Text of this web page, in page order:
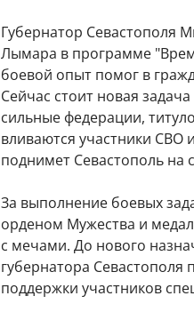
Губернатор Севастополя
Лымара в программе
боевой опыт помог в
Сейчас стоит новая
сильные федерации,
вливаются участники СВО
поднимет Севастополь на
За выполнение боевых
орденом Мужества и
с мечами. До нового
губернатора
поддержки участников